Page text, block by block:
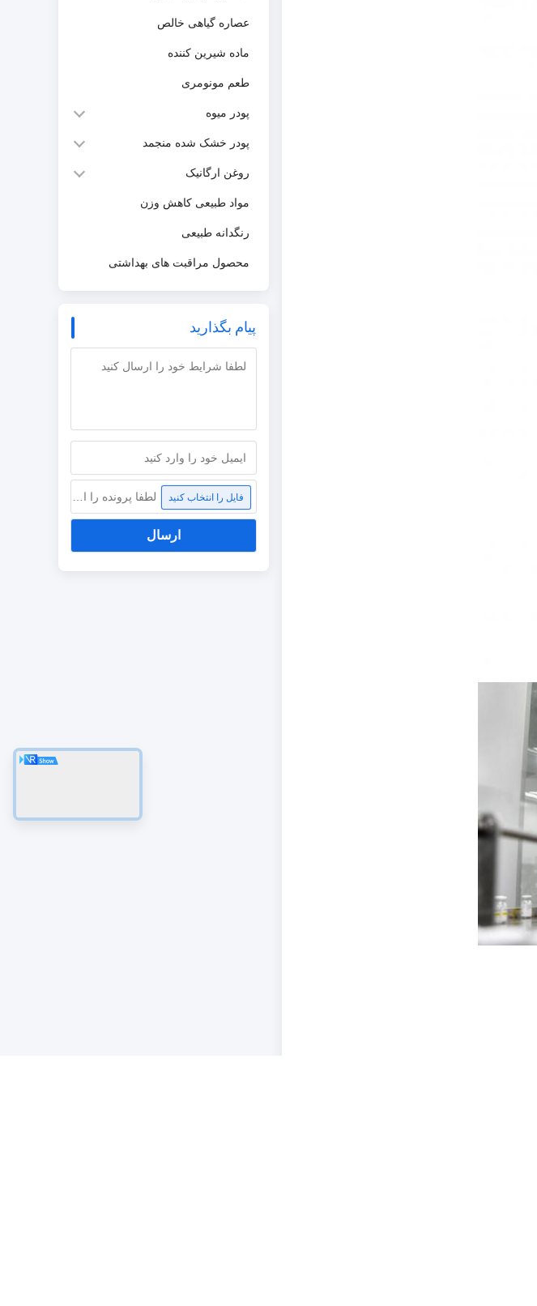
عصاره گیاهی خالص
ماده شیرین کننده
طعم مونومری
پودر میوه
پودر خشک شده منجمد
روغن ارگانیک
مواد طبیعی کاهش وزن
رنگدانه طبیعی
محصول مراقبت های بهداشتی
پیام بگذارید
فایل را انتخاب کنید
ارسال